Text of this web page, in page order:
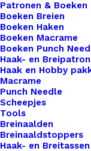
Patronen & Boeken
Boeken Breien
Boeken Haken
Boeken Macrame
Boeken Punch
Haak- en
Haak en Hobby
Macrame
Punch Needle
Scheepjes
Tools
Breinaalden
Breinaaldstoppers
Haak- en Breitassen
Borstel
Wit
611
625
aantal
Toevoegen
Artikelnummer
Categorie
Kleur